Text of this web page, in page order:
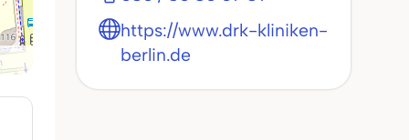
https://www.drk-kliniken-
berlin.de